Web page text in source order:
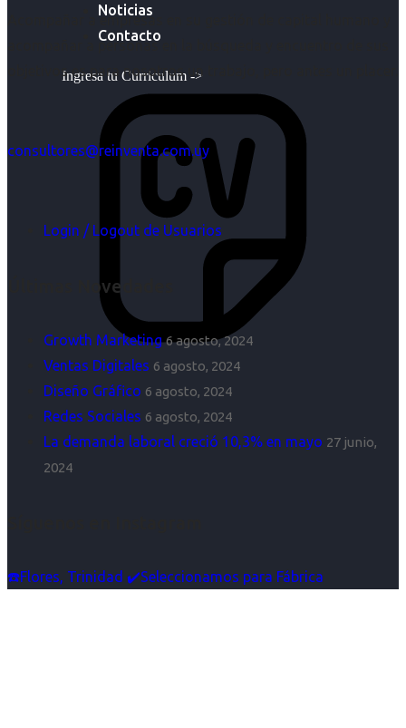
Noticias
Contacto
Ingresa tu Curriculum ->
Acompañar a empresas en su gestión de capital humano y
acompañar a personas en la búsqueda y encuentro de sus
objetivos es para nosotros un trabajo, pero antes un placer.
consultores@reinventa.com.uy
Login / Logout de Usuarios
Últimas Novedades
Growth Marketing 6 agosto, 2024
Ventas Digitales 6 agosto, 2024
Diseño Gráfico 6 agosto, 2024
Redes Sociales 6 agosto, 2024
La demanda laboral creció 10,3% en mayo 27 junio,
2024
☎️Flores, Trinidad ✔️Seleccionamos para Fábrica